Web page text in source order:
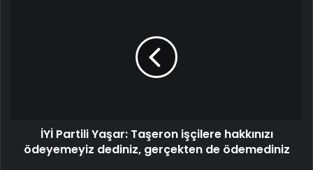
İYİ Partili Yaşar: Taşeron işçilere hakkınızı
ödeyemeyiz dediniz, gerçekten de ödemediniz